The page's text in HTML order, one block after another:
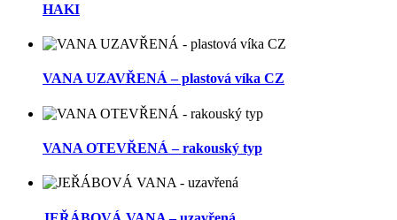
HAKI
VANA UZAVŘENÁ – plastová víka CZ
VANA OTEVŘENÁ – rakouský typ